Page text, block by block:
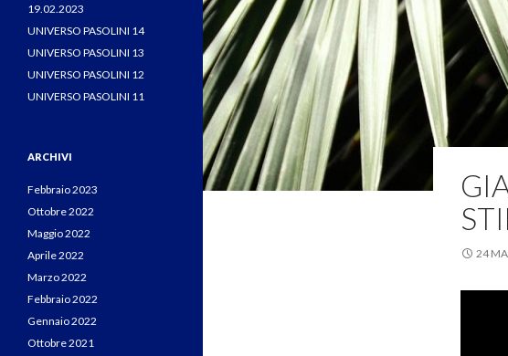
24
19.02.2023
UNIVERSO PASOLINI 14
UNIVERSO PASOLINI 13
UNIVERSO PASOLINI 12
UNIVERSO PASOLINI 11
ARCHIVI
Febbraio 2023
Ottobre 2022
Maggio 2022
Aprile 2022
Marzo 2022
Febbraio 2022
Gennaio 2022
Ottobre 2021